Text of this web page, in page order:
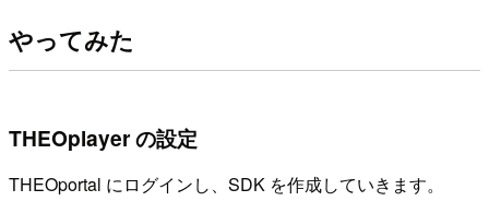
やってみた
THEOplayer の設定
THEOportal にログインし、SDK を作成していきます。